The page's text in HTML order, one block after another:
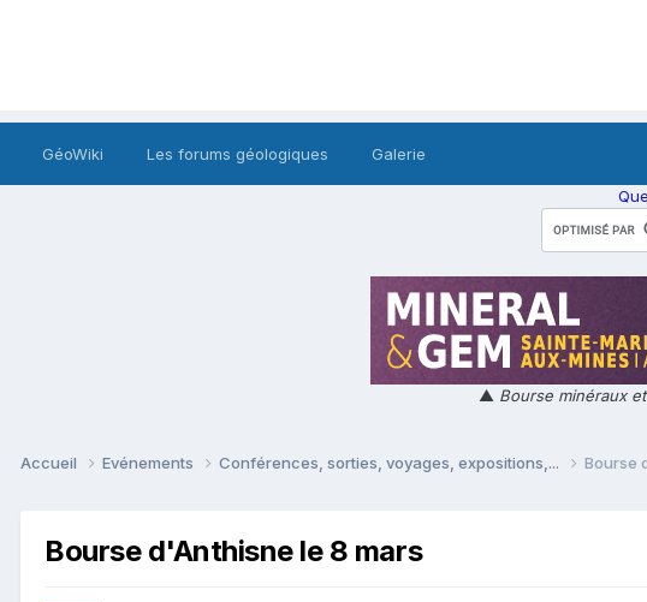
GéoWiki Les forums géologiques Galerie
▲ Bourse minéraux
Accueil Evénements Conférences, sorties, voyages, expositions,... Bourse
Bourse d'Anthisne le 8 mars